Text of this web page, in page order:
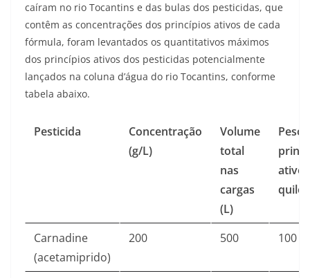
caíram no rio Tocantins e das bulas dos pesticidas, que
contêm as concentrações dos princípios ativos de cada
fórmula, foram levantados os quantitativos máximos
dos princípios ativos dos pesticidas potencialmente
lançados na coluna d’água do rio Tocantins, conforme
tabela abaixo.
Pesticida
Concentração
(g/L)
Volume
total
nas
cargas
(L)
Peso
ativo
quilos
Carnadine
(acetamiprido)
200 500 100